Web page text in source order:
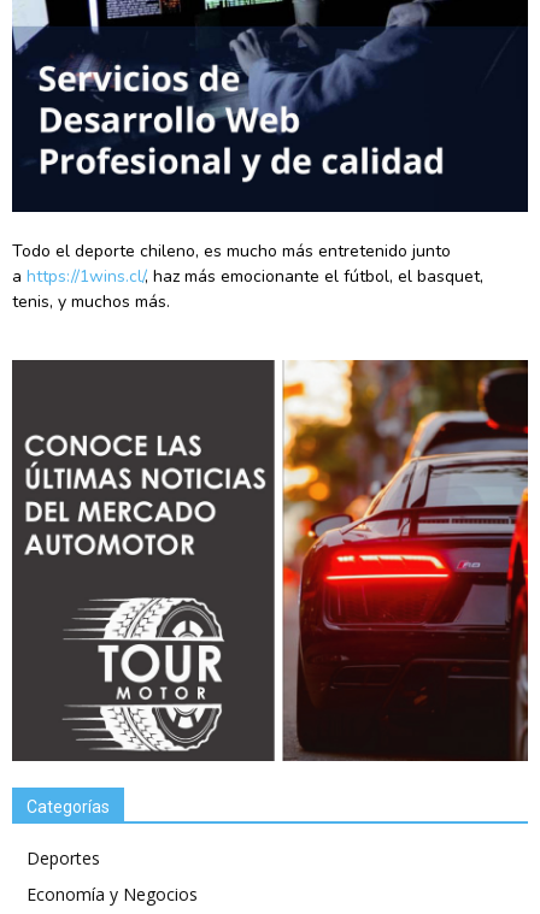
Todo el deporte chileno, es mucho más entretenido junto
a https://1wins.cl/, haz más emocionante el fútbol, el basquet,
tenis, y muchos más.
Categorías
Deportes
Economía y Negocios